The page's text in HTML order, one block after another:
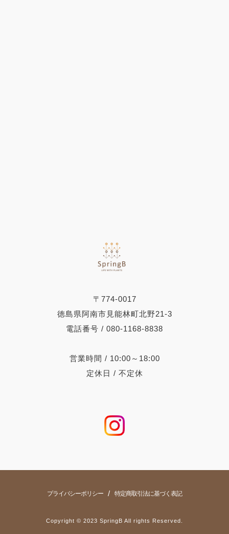
〒774-0017
徳島県阿南市見能林町北野21-3
電話番号 / 080-1168-8838
営業時間 / 10:00～18:00
定休日 / 不定休
プライバシーポリシー / 特定商取引法に基づく表記
Copyright © 2023 SpringB All rights Reserved.